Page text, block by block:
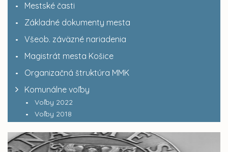
Mestské časti
Základné dokumenty mesta
Všeob. záväzné nariadenia
Magistrát mesta Košice
Organizačná štruktúra MMK
Komunálne voľby
Voľby 2022
Voľby 2018